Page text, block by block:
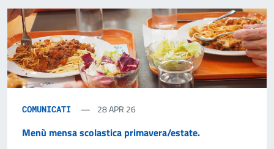
COMUNICATI 28 APR 26
Menù mensa scolastica primavera/estate.